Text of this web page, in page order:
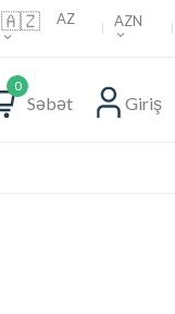
🇦🇿 AZ AZN
0
Səbət Giriş